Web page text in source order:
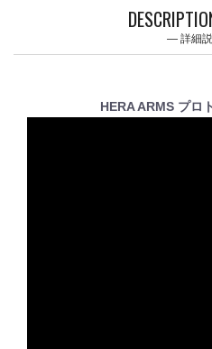
詳細
HERA ARMS プロ